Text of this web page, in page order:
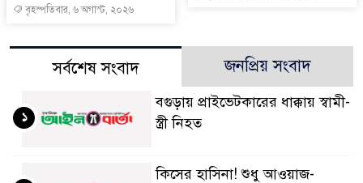
বৃহস্পতিবার, ৬ অগাস্ট, ২০২৬
সর্বশেষ সংবাদ জনপ্রিয় সংবাদ
বগুড়ায় প্রাইভেটকারের ধাক্কায় স্বামী-
স্ত্রী নিহত
১
কিসের হাসিনা! শুধু আওয়াজ-